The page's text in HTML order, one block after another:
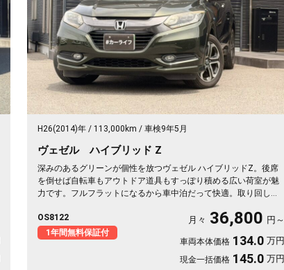
H26(2014)年 113,000km 車検9年5月
ヴェゼル ハイブリッド Z
深みのあるグリーンが個性を放つヴェゼル ハイブリッドZ。後席
を倒せば自転車もアウトドア道具もすっぽり積める広い荷室が魅
力です。フルフラットになるから車中泊だって快適。取り回しの
す。休日は思い立ったら遠出、平日は日々の相棒に。ドライブレ
コーダー付きで万が一の時も映像で安心。走りに彩りを添える一
OS8122
1年間無料保証付
月々 36,800 円～
車両本体価格 134.0 万円
現金一括価格 145.0 万円